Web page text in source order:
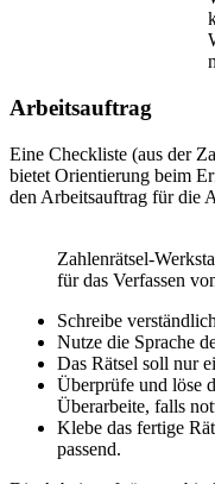
Arbeitsauftrag
Eine Checkliste (aus der
bietet Orientierung beim
den Arbeitsauftrag für die
Zahlenrätsel-
für das Verfassen
Schreibe
Nutze die Sprache
Das Rätsel soll nur
Überprüfe und löse
Überarbeite, falls
Klebe das fertige
passend.